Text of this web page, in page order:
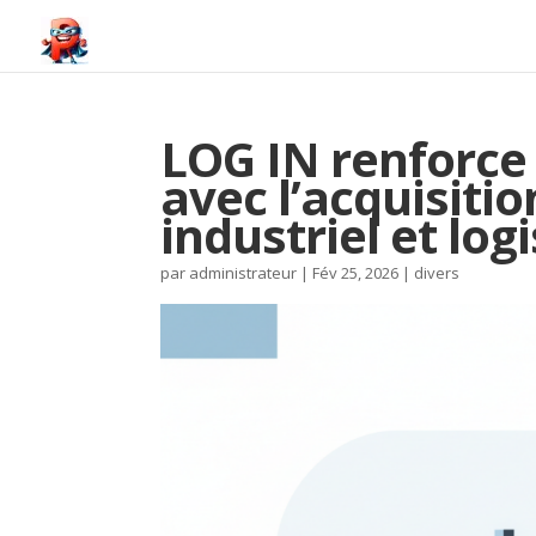
LOG IN
avec
industriel et
par administrateur | Fév 25, 2026 | divers